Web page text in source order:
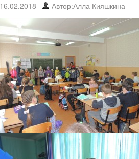
16.02.2018 Автор:Алла Кияшкина